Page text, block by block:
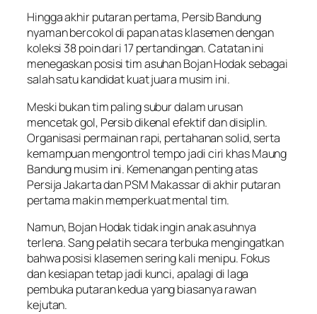
Hingga akhir putaran pertama, Persib Bandung
nyaman bercokol di papan atas klasemen dengan
koleksi 38 poin dari 17 pertandingan. Catatan ini
menegaskan posisi tim asuhan Bojan Hodak sebagai
salah satu kandidat kuat juara musim ini.
Meski bukan tim paling subur dalam urusan
mencetak gol, Persib dikenal efektif dan disiplin.
Organisasi permainan rapi, pertahanan solid, serta
kemampuan mengontrol tempo jadi ciri khas Maung
Bandung musim ini. Kemenangan penting atas
Persija Jakarta dan PSM Makassar di akhir putaran
pertama makin memperkuat mental tim.
Namun, Bojan Hodak tidak ingin anak asuhnya
terlena. Sang pelatih secara terbuka mengingatkan
bahwa posisi klasemen sering kali menipu. Fokus
dan kesiapan tetap jadi kunci, apalagi di laga
pembuka putaran kedua yang biasanya rawan
kejutan.